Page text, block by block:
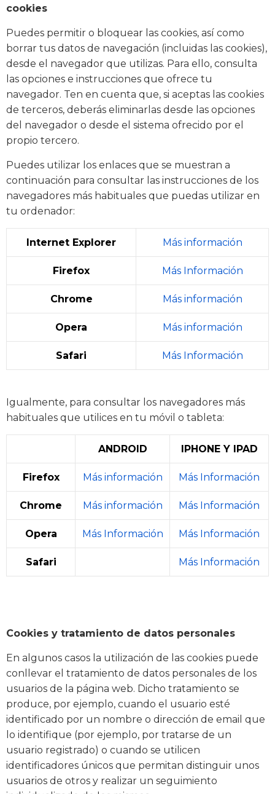
cookies
Puedes permitir o bloquear las cookies, así como
borrar tus datos de navegación (incluidas las cookies),
desde el navegador que utilizas. Para ello, consulta
las opciones e instrucciones que ofrece tu
navegador. Ten en cuenta que, si aceptas las cookies
de terceros, deberás eliminarlas desde las opciones
del navegador o desde el sistema ofrecido por el
propio tercero.
Puedes utilizar los enlaces que se muestran a
continuación para consultar las instrucciones de los
navegadores más habituales que puedas utilizar en
tu ordenador:
Internet Explorer Más información
Firefox Más Información
Chrome Más información
Opera Más información
Safari Más Información
Igualmente, para consultar los navegadores más
habituales que utilices en tu móvil o tableta:
ANDROID IPHONE Y IPAD
Firefox Más información Más Información
Chrome Más información Más Información
Opera Más Información Más Información
Safari Más Información
Cookies y tratamiento de datos personales
En algunos casos la utilización de las cookies puede
conllevar el tratamiento de datos personales de los
usuarios de la página web. Dicho tratamiento se
produce, por ejemplo, cuando el usuario esté
identificado por un nombre o dirección de email que
lo identifique (por ejemplo, por tratarse de un
usuario registrado) o cuando se utilicen
identificadores únicos que permitan distinguir unos
usuarios de otros y realizar un seguimiento